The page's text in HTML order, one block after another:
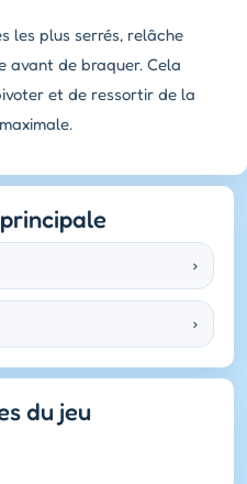
les plus serrés, relâche
avant de braquer. Cela
et de ressortir de la
›
›
du jeu